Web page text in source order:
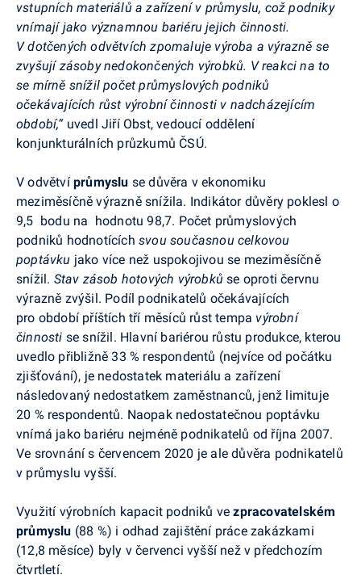
vstupních materiálů a zařízení v průmyslu, což podniky
vnímají jako významnou bariéru jejich činnosti.
V dotčených odvětvích zpomaluje výroba a výrazně se
zvyšují zásoby nedokončených výrobků. V reakci na to
se mírně snížil počet průmyslových podniků
očekávajících růst výrobní činnosti v nadcházejícím
období,“uvedl Jiří Obst, vedoucí oddělení
konjunkturálních průzkumů ČSÚ.
V odvětvíprůmyslu se důvěra v ekonomiku
meziměsíčně výrazně snížila. Indikátor důvěry poklesl o
9,5 bodu na hodnotu 98,7. Počet průmyslových
podniků hodnotících svou současnou celkovou
poptávku jako více než uspokojivou se meziměsíčně
snížil. Stav zásob hotových výrobků se oproti červnu
výrazně zvýšil. Podíl podnikatelů očekávajících
pro období příštích tří měsíců růst tempa výrobní
činnosti se snížil. Hlavní bariérou růstu produkce, kterou
uvedlo přibližně 33 % respondentů (nejvíce od počátku
zjišťování), je nedostatek materiálu a zařízení
následovaný nedostatkem zaměstnanců, jenž limituje
20 % respondentů. Naopak nedostatečnou poptávku
vnímá jako bariéru nejméně podnikatelů od října 2007.
Ve srovnání s červencem 2020 je ale důvěra podnikatelů
v průmyslu vyšší.
Využití výrobních kapacit podniků vezpracovatelském
průmyslu (88 %) i odhad zajištění práce zakázkami
(12,8 měsíce) byly v červenci vyšší než v předchozím
čtvrtletí.